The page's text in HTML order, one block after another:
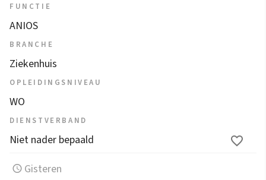
FUNCTIE
ANIOS
BRANCHE
Ziekenhuis
OPLEIDINGSNIVEAU
WO
DIENSTVERBAND
Niet nader bepaald
Gisteren